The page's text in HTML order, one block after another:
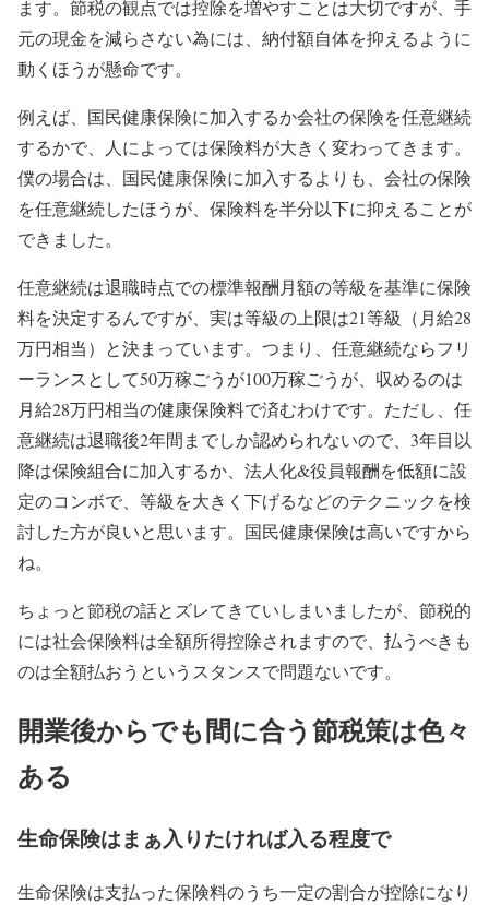
ます。節税の観点では控除を増やすことは大切ですが、手
元の現金を減らさない為には、納付額自体を抑えるように
動くほうが懸命です。
例えば、国民健康保険に加入するか会社の保険を任意継続
するかで、人によっては保険料が大きく変わってきます。
僕の場合は、国民健康保険に加入するよりも、会社の保険
を任意継続したほうが、保険料を半分以下に抑えることが
できました。
任意継続は退職時点での標準報酬月額の等級を基準に保険
料を決定するんですが、 実は等級の上限は21等級（月給28
万円相当） と決まっています。つまり、任意継続ならフリ
ーランスとして50万稼ごうが100万稼ごうが、収めるのは
月給28万円相当の健康保険料で済むわけです。ただし、任
意継続は退職後2年間までしか認められないので、3年目以
降は保険組合に加入するか、法人化&役員報酬を低額に設
定のコンボで、等級を大きく下げるなどのテクニックを検
討した方が良いと思います。国民健康保険は高いですから
ね。
ちょっと節税の話とズレてきていしまいましたが、節税的
には社会保険料は全額所得控除されますので、払うべきも
のは全額払おうというスタンスで問題ないです。
開業後からでも間に合う節税策は色々
ある
生命保険はまぁ入りたければ入る程度で
生命保険は支払った保険料のうち一定の割合が控除になり